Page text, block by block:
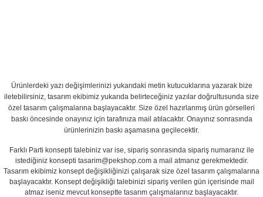
Ürünlerdeki yazı değişimlerinizi yukarıdaki metin kutucuklarına yazarak bize
iletebilirsiniz, tasarım ekibimiz yukarıda belirteceğiniz yazılar doğrultusunda size
özel tasarım çalışmalarına başlayacaktır. Size özel hazırlanmış ürün görselleri
baskı öncesinde onayınız için tarafınıza mail atılacaktır. Onayınız sonrasında
ürünlerinizin baskı aşamasına geçilecektir.
Farklı Parti konsepti talebiniz var ise, sipariş sonrasında sipariş numaranız ile
istediğiniz konsepti tasarim@pekshop.com a mail atmanız gerekmektedir.
Tasarım ekibimiz konsept değişikliğinizi çalışarak size özel tasarım çalışmalarına
başlayacaktır. Konsept değişikliği talebinizi sipariş verilen gün içerisinde mail
atmaz iseniz mevcut konseptte tasarım çalışmalarınız başlayacaktır.